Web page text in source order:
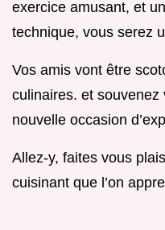
exercice amusant, et
technique, vous serez
Vos amis vont être
culinaires. et
nouvelle occasion
Allez-y, faites vous
cuisinant que l’on